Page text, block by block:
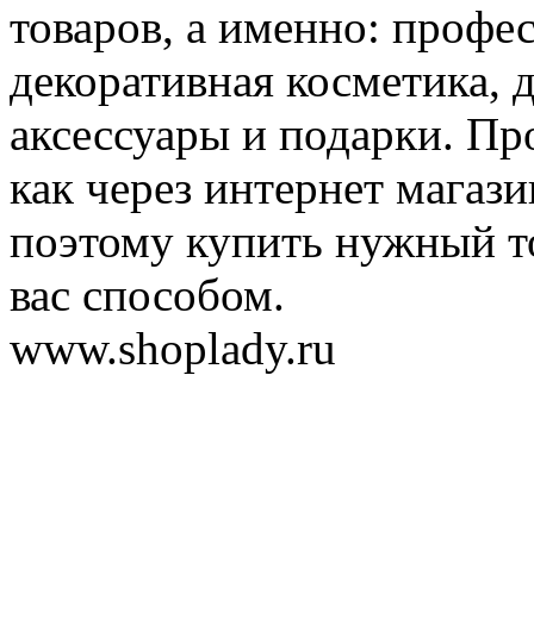
товаров, а именно:
декоративная косметика,
аксессуары и подарки.
как через интернет
поэтому купить нужный
вас способом.
www.shoplady.ru